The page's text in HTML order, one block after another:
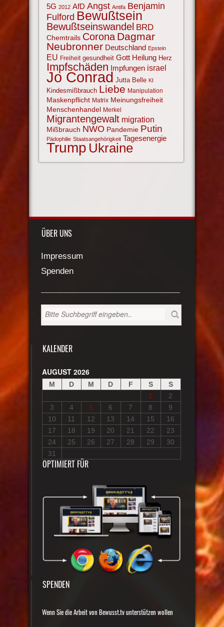
5G 2012 AfD Angst Antifa Benjamin
Fulford Bewußtsein
Bewußtseinswandel BRD
Chemtrails Corona Dagmar
Neubronner Deutschland Epstein
EU Freiheit gesundheit Gott Heilung Herz
Impfschäden Impfungen israel
Jo Conrad Jutta Belle KI
Kindesmißbrauch Liebe Manipulation
Maskenpflicht Matrix Meinungsfreiheit
Menschenhandel Merkel
Migrantengewalt migration
Mißbrauch NWO Pandemie Putin
Pädophilie Staatsangehörigkeit Tagesenergie
Trump Ukraine
ÜBER UNS
Impressum
Spenden
KALENDER
AUGUST 2026
M D M D F S
S
1
2
3
4 5 6 7 8
9
10
11 12 13 14 15
16
17
18 19 20 21 22
23
24
25 26 27 28 29
30
31
OPTIMIERT FÜR
SPENDEN
Wenn Sie die Arbeit von Bewusst.tv unterstützen wollen